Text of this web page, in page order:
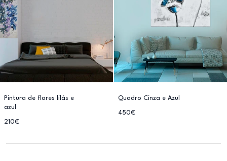
Pintura de flores lilás e
azul
210€
Quadro Cinza e Azul
450€